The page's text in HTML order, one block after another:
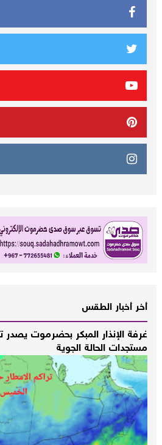
أخر أخبار الطقس
مستجدات الحالة الجوية